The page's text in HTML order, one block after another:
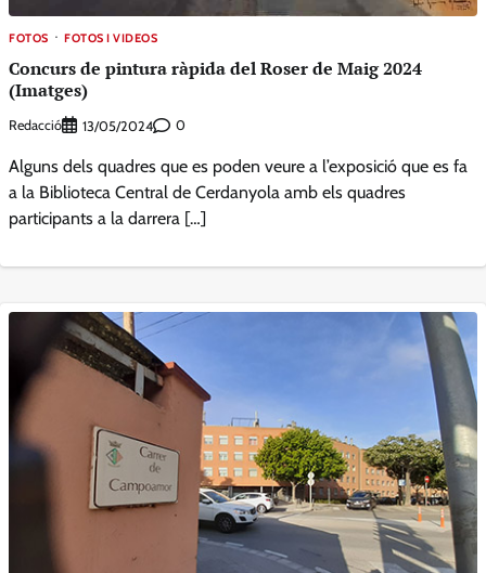
FOTOS FOTOS I VIDEOS
Concurs de pintura ràpida del Roser de Maig 2024
(Imatges)
Redacció 13/05/2024 0
Alguns dels quadres que es poden veure a l’exposició que es fa
a la Biblioteca Central de Cerdanyola amb els quadres
participants a la darrera […]